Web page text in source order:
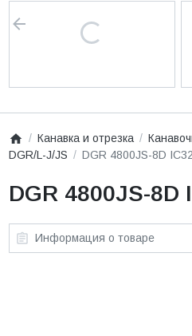
Канавка и отрезка
DGR/L-J/JS
DGR 4800JS-8D
DGR 4800JS-8D
Информация о товаре